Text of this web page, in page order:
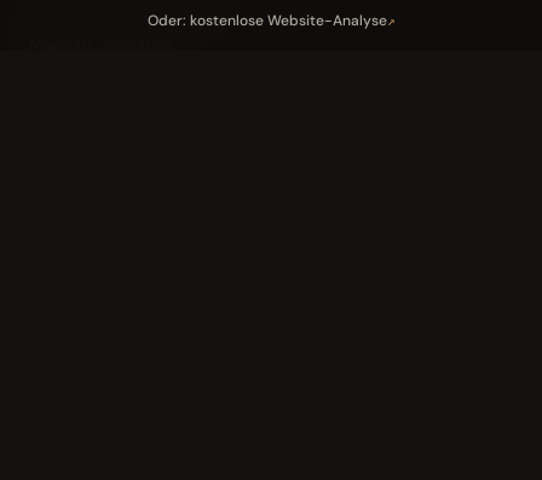
Oder: kostenlose Website-Analyse↗